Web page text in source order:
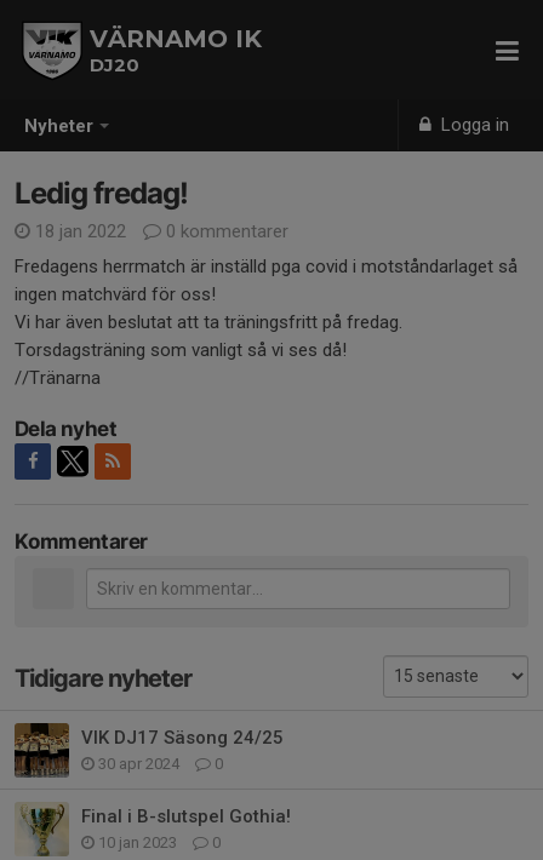
Nyheter Logga in
VÄRNAMO IK
DJ20
Ledig fredag!
18 jan 2022
0 kommentarer
Fredagens herrmatch är inställd pga covid i motståndarlaget så
ingen matchvärd för oss!
Vi har även beslutat att ta träningsfritt på fredag.
Torsdagsträning som vanligt så vi ses då!
//Tränarna
Dela nyhet
Kommentarer
Tidigare nyheter
VIK DJ17 Säsong 24/25
30 apr 2024 0
Final i B-slutspel Gothia!
10 jan 2023 0